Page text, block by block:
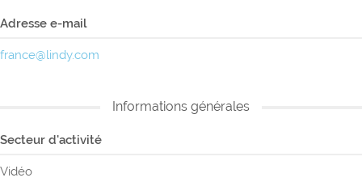
Adresse e-mail
france@lindy.com
Informations générales
Secteur d'activité
Vidéo